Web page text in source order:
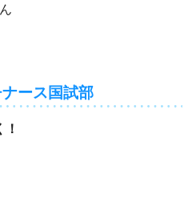
ース国試部